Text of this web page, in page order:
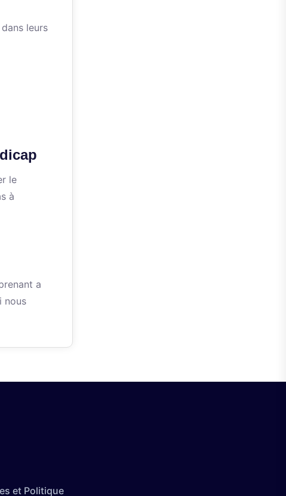
leurs
le
à
a
nous
et Politique